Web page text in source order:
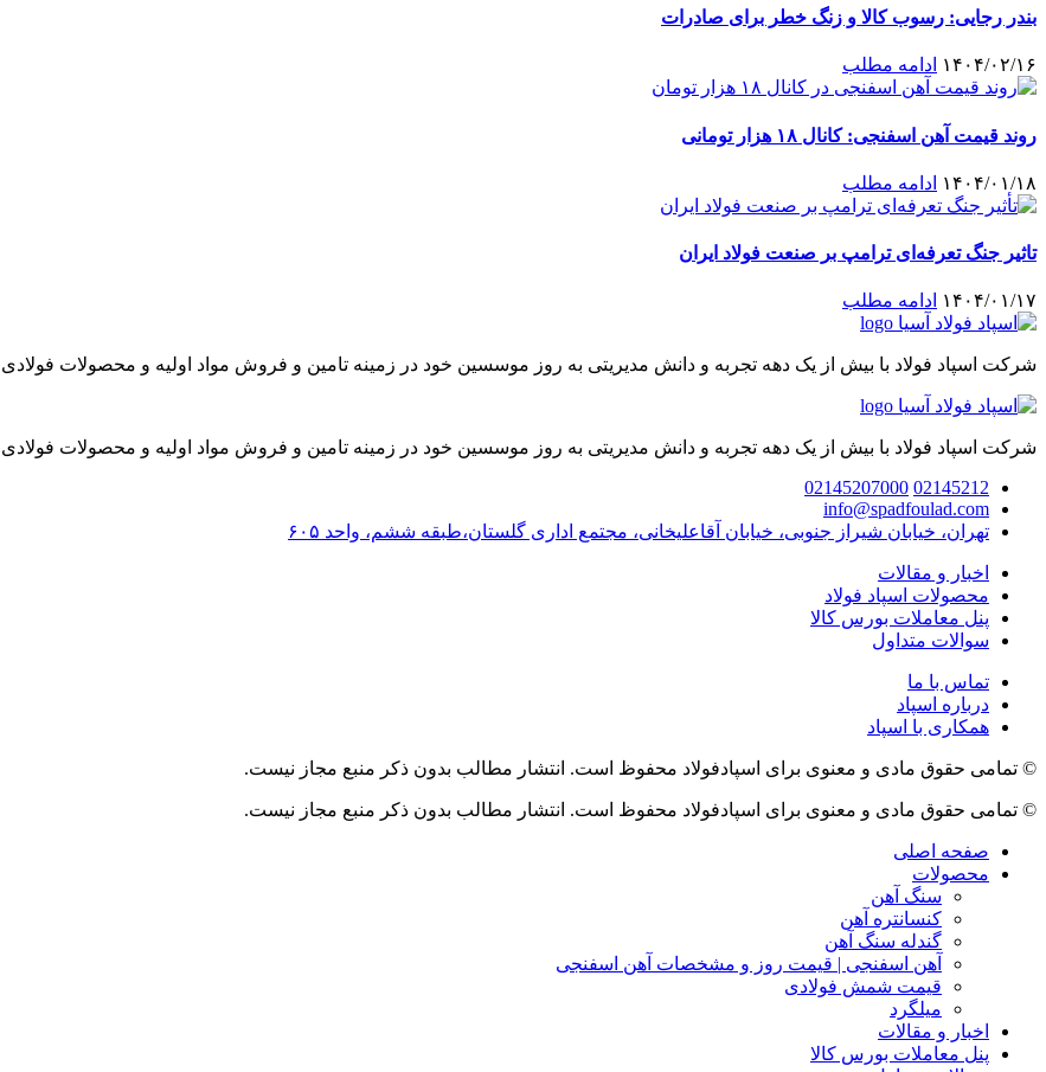
بندر رجایی: رسوب کالا و زنگ خطر برای صادرات
۱۴۰۴/۰۲/۱۶ ادامه مطلب
روند قیمت آهن اسفنجی: کانال ۱۸ هزار تومانی
۱۴۰۴/۰۱/۱۸ ادامه مطلب
تاثیر جنگ تعرفه‌ای ترامپ بر صنعت فولاد ایران
۱۴۰۴/۰۱/۱۷ ادامه مطلب
شرکت اسپاد فولاد با بیش از یک دهه تجربه و دانش مدیریتی به روز موسسین خود در زمینه تامین و فروش مواد اولیه و محصولات
شرکت اسپاد فولاد با بیش از یک دهه تجربه و دانش مدیریتی به روز موسسین خود در زمینه تامین و فروش مواد اولیه و محصولات
02145212
02145207000
info@spadfoulad.com
تهران، خیابان شیراز جنوبی، خیابان آقاعلیخانی، مجتمع اداری گلستان،طبقه ششم، واحد ۶۰۵
اخبار و مقالات
محصولات اسپاد فولاد
پنل معاملات بورس کالا
سوالات متداول
تماس با ما
درباره اسپاد
همکاری با اسپاد
© تمامی حقوق مادی و معنوی برای اسپادفولاد محفوظ است. انتشار مطالب بدون ذکر منبع مجاز نیست.
© تمامی حقوق مادی و معنوی برای اسپادفولاد محفوظ است. انتشار مطالب بدون ذکر منبع مجاز نیست.
صفحه اصلی
محصولات
سنگ آهن
کنسانتره آهن
گندله سنگ آهن
آهن اسفنجی | قیمت روز و مشخصات آهن اسفنجی
قیمت شمش فولادی
میلگرد
اخبار و مقالات
پنل معاملات بورس کالا